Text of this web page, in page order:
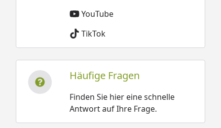
YouTube
TikTok
Häufige Fragen
Finden Sie hier eine schnelle
Antwort auf Ihre Frage.